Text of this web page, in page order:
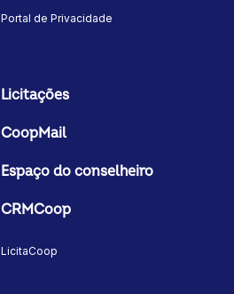
Portal de Privacidade
Licitações
CoopMail
Espaço do conselheiro
CRMCoop
LicitaCoop